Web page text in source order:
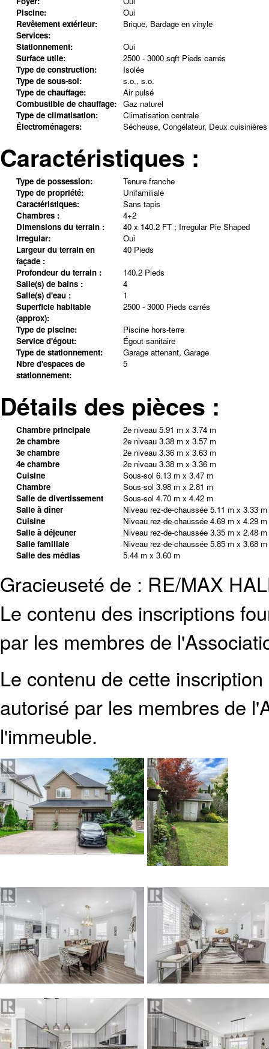
Piscine:
Oui
Revêtement extérieur:
Brique, Bardage en vinyle
Services:
Stationnement:
Oui
Surface utile:
2500 - 3000 sqft Pieds carrés
Type de construction:
Isolée
Type de sous-sol:
s.o., s.o.
Type de chauffage:
Air pulsé
Combustible de chauffage: Gaz naturel
Type de climatisation:
Climatisation centrale
Électroménagers:
Sécheuse, Congélateur, Deux cuisinières
Caractéristiques :
Type de possession:
Tenure franche
Type de propriété:
Unifamiliale
Caractéristiques:
Sans tapis
Chambres :
4+2
Dimensions du terrain :
40 x 140.2 FT ; Irregular Pie Shaped
Irregular:
Oui
Largeur du terrain en
façade :
40 Pieds
Profondeur du terrain :
140.2 Pieds
Salle(s) de bains :
4
Salle(s) d'eau :
1
Superficie habitable
(approx):
2500 - 3000 Pieds carrés
Type de piscine:
Piscine hors-terre
Service d'égout:
Égout sanitaire
Type de stationnement:
Garage attenant, Garage
Nbre d'espaces de
stationnement:
5
Détails des pièces :
Chambre principale 2e niveau 5.91 m x 3.74 m
2e chambre
2e niveau 3.38 m x 3.57 m
3e chambre
2e niveau 3.36 m x 3.63 m
4e chambre
2e niveau 3.38 m x 3.36 m
Cuisine
Sous-sol 6.13 m x 3.47 m
Chambre
Sous-sol 3.98 m x 2.81 m
Salle de divertissement
Sous-sol 4.70 m x 4.42 m
Salle à dîner
Niveau rez-de-chaussée 5.11 m x 3.33 m
Cuisine
Niveau rez-de-chaussée 4.69 m x 4.29 m
Salle à déjeuner
Niveau rez-de-chaussée 3.35 m x 2.48 m
Salle familiale
Niveau rez-de-chaussée 5.85 m x 3.68 m
Salle des médias
5.44 m x 3.60 m
Gracieuseté de : RE/MAX
Le contenu des inscriptions
par les membres de
Le contenu de cette
autorisé par les membres de
l'immeuble.